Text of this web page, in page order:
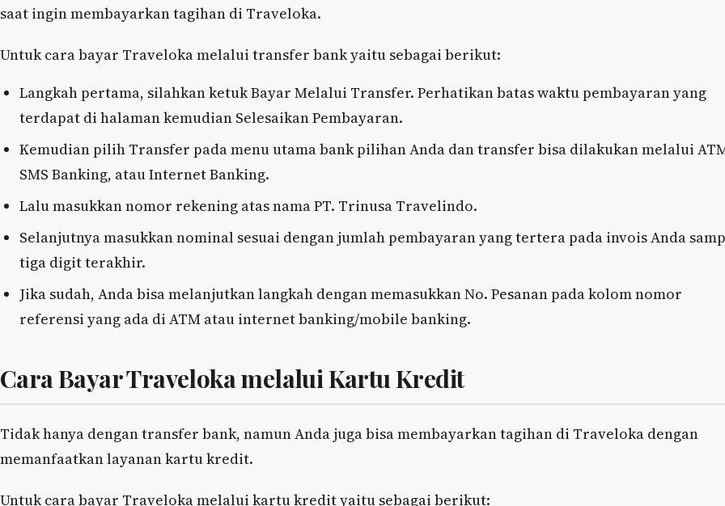
saat ingin membayarkan tagihan di Traveloka.
Untuk cara bayar Traveloka melalui transfer bank yaitu sebagai berikut:
Langkah pertama, silahkan ketuk Bayar Melalui Transfer. Perhatikan batas waktu pembayaran yang
terdapat di halaman kemudian Selesaikan Pembayaran.
Kemudian pilih Transfer pada menu utama bank pilihan Anda dan transfer bisa dilakukan melalui
SMS Banking, atau Internet Banking.
Lalu masukkan nomor rekening atas nama PT. Trinusa Travelindo.
Selanjutnya masukkan nominal sesuai dengan jumlah pembayaran yang tertera pada invois Anda
tiga digit terakhir.
Jika sudah, Anda bisa melanjutkan langkah dengan memasukkan No. Pesanan pada kolom nomor
referensi yang ada di ATM atau internet banking/mobile banking.
Cara Bayar Traveloka melalui Kartu Kredit
Tidak hanya dengan transfer bank, namun Anda juga bisa membayarkan tagihan di Traveloka dengan
memanfaatkan layanan kartu kredit.
Untuk cara bayar Traveloka melalui kartu kredit yaitu sebagai berikut: